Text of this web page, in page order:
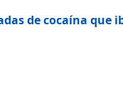
de cocaína que